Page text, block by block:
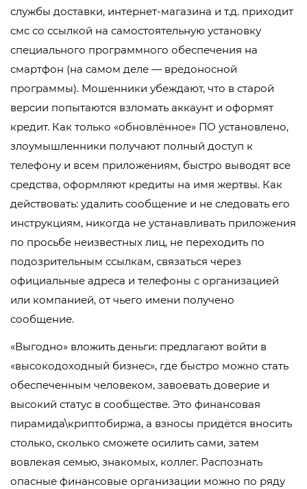
службы доставки, интернет-магазина и т.д. приходит
смс со ссылкой на самостоятельную установку
специального программного обеспечения на
смартфон (на самом деле — вредоносной
программы). Мошенники убеждают, что в старой
версии попытаются взломать аккаунт и оформят
кредит. Как только «обновлённое» ПО установлено,
злоумышленники получают полный доступ к
телефону и всем приложениям, быстро выводят все
средства, оформляют кредиты на имя жертвы. Как
действовать: удалить сообщение и не следовать его
инструкциям, никогда не устанавливать приложения
по просьбе неизвестных лиц, не переходить по
подозрительным ссылкам, связаться через
официальные адреса и телефоны с организацией
или компанией, от чьего имени получено
сообщение.
«Выгодно» вложить деньги: предлагают войти в
«высокодоходный бизнес», где быстро можно стать
обеспеченным человеком, завоевать доверие и
высокий статус в сообществе. Это финансовая
пирамида\криптобиржа, а взносы придётся вносить
столько, сколько сможете осилить сами, затем
вовлекая семью, знакомых, коллег. Распознать
опасные финансовые организации можно по ряду